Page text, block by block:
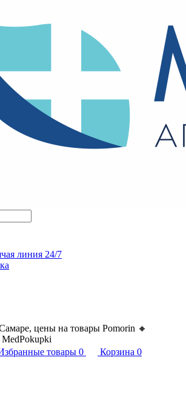
линия 24/7
цены на товары Pomorin 🔸
товары 0 Корзина 0